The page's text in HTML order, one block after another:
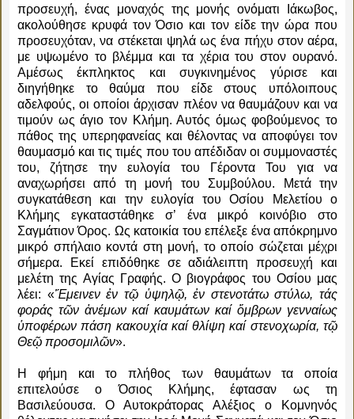
προσευχή, ένας μοναχός της μονής ονόματι Ιάκωβος,
ακολούθησε κρυφά τον Όσιο και τον είδε την ώρα που
προσευχόταν, να στέκεται ψηλά ως ένα πήχυ στον αέρα,
με υψωμένο το βλέμμα και τα χέρια του στον ουρανό.
Αμέσως έκπληκτος και συγκινημένος γύρισε και
διηγήθηκε το θαύμα που είδε στους υπόλοιπους
αδελφούς, οι οποίοι άρχισαν πλέον να θαυμάζουν και να
τιμούν ως άγιο τον Κλήμη. Αυτός όμως φοβούμενος το
πάθος της υπερηφανείας και θέλοντας να αποφύγει τον
θαυμασμό και τις τιμές που του απέδιδαν οι συμμοναστές
του, ζήτησε την ευλογία του Γέροντα Του για να
αναχωρήσει από τη μονή του Συμβούλου. Μετά την
συγκατάθεση και την ευλογία του Οσίου Μελετίου ο
Κλήμης εγκαταστάθηκε σ’ ένα μικρό κοινόβιο στο
Σαγμάτιον Όρος. Ως κατοικία του επέλεξε ένα απόκρημνο
μικρό σπήλαιο κοντά στη μονή, το οποίο σώζεται μέχρι
σήμερα. Εκεί επιδόθηκε σε αδιάλειπτη προσευχή και
μελέτη της Αγίας Γραφής. Ο βιογράφος του Οσίου μας
λέει: «Ἔμεινεν ἐν τῷ ὑψηλῷ, ἐν στενοτάτω στύλω, τάς
φοράς τῶν ἀνέμων καί καυμάτων καί ὄμβρων γενναίως
ὑποφέρων πάση κακουχία καί θλίψη καί στενοχωρία, τῷ
Θεῷ προσομιλῶν».
Η φήμη και το πλήθος των θαυμάτων τα οποία
επιτελούσε ο Όσιος Κλήμης, έφτασαν ως τη
Βασιλεύουσα. Ο Αυτοκράτορας Αλέξιος ο Κομνηνός